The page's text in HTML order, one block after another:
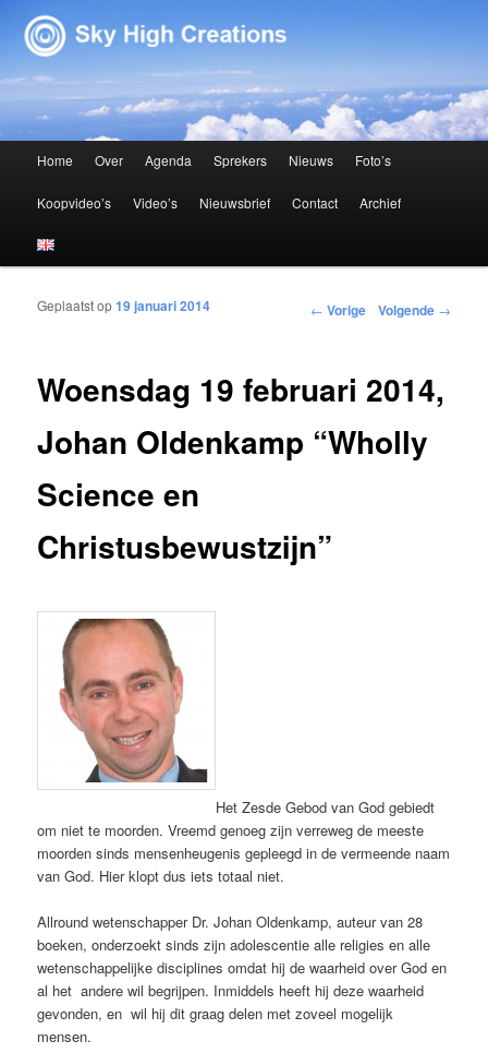
Sky High Creations
Spring naar de primaire inhoud
Spring naar de secundaire inhoud
Home Over Agenda Sprekers Nieuws Foto’s
Koopvideo’s Video’s Nieuwsbrief Contact Archief
Bericht navigatie ← Vorige Volgende →
Woensdag 19 februari 2014,
Johan Oldenkamp “Wholly
Science en
Christusbewustzijn”
Geplaatst op19 januari 2014
Het Zesde Gebod van God gebiedt
om niet te moorden. Vreemd genoeg zijn verreweg de meeste
moorden sinds mensenheugenis gepleegd in de vermeende naam
van God. Hier klopt dus iets totaal niet.
Allround wetenschapper Dr. Johan Oldenkamp, auteur van 28
boeken, onderzoekt sinds zijn adolescentie alle religies en alle
wetenschappelijke disciplines omdat hij de waarheid over God en
al het andere wil begrijpen. Inmiddels heeft hij deze waarheid
gevonden, en wil hij dit graag delen met zoveel mogelijk
mensen.